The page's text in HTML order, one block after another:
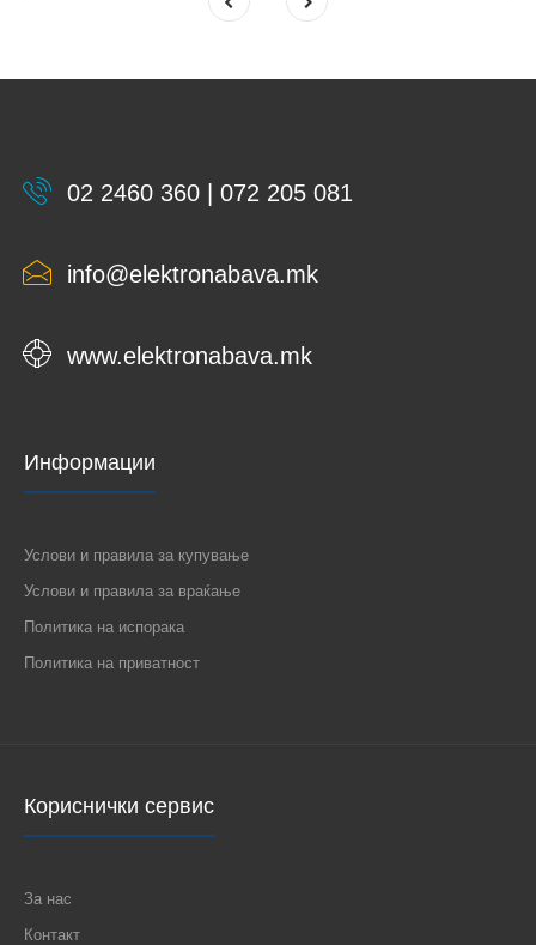
02 2460 360 | 072 205 081
info@elektronabava.mk
www.elektronabava.mk
Информации
Услови и правила за купување
Услови и правила за враќање
Политика на испорака
Политика на приватност
Кориснички сервис
За нас
Контакт